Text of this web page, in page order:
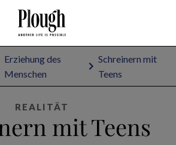
Erziehung des
Menschen
Schreinern mit
Teens
REALITÄT
mit Teens